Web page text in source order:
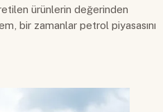
ürünlerin değerinden
bir zamanlar petrol piyasasını